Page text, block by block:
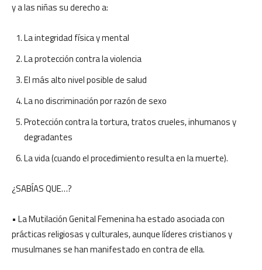
y a las niñas su derecho a:
La integridad física y mental
La protección contra la violencia
El más alto nivel posible de salud
La no discriminación por razón de sexo
Protección contra la tortura, tratos crueles, inhumanos y
degradantes
La vida (cuando el procedimiento resulta en la muerte).
¿SABÍAS QUE…?
• La Mutilación Genital Femenina ha estado asociada con
prácticas religiosas y culturales, aunque líderes cristianos y
musulmanes se han manifestado en contra de ella.